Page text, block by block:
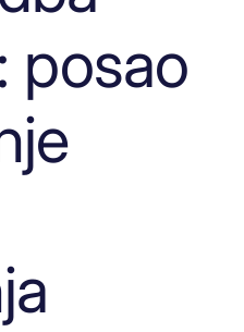
posao